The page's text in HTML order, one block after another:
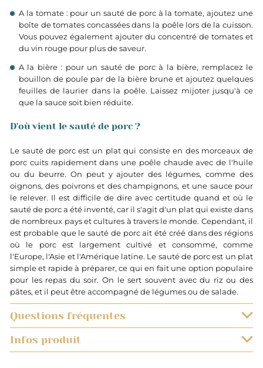
A la tomate : pour un sauté de porc à la tomate, ajoutez une
boîte de tomates concassées dans la poêle lors de la cuisson.
Vous pouvez également ajouter du concentré de tomates et
du vin rouge pour plus de saveur.
A la bière : pour un sauté de porc à la bière, remplacez le
bouillon de poule par de la bière brune et ajoutez quelques
feuilles de laurier dans la poêle. Laissez mijoter jusqu'à ce
que la sauce soit bien réduite.
D'où vient le sauté de porc ?
Le sauté de porc est un plat qui consiste en des morceaux de
porc cuits rapidement dans une poêle chaude avec de l'huile
ou du beurre. On peut y ajouter des légumes, comme des
oignons, des poivrons et des champignons, et une sauce pour
le relever. Il est difficile de dire avec certitude quand et où le
sauté de porc a été inventé, car il s'agit d'un plat qui existe dans
de nombreux pays et cultures à travers le monde. Cependant, il
est probable que le sauté de porc ait été créé dans des régions
où le porc est largement cultivé et consommé, comme
l'Europe, l'Asie et l'Amérique latine. Le sauté de porc est un plat
simple et rapide à préparer, ce qui en fait une option populaire
pour les repas du soir. On le sert souvent avec du riz ou des
pâtes, et il peut être accompagné de légumes ou de salade.
Questions fréquentes
QUELS SONT LES DÉLAIS DE LIVRAISON ?
Infos produit